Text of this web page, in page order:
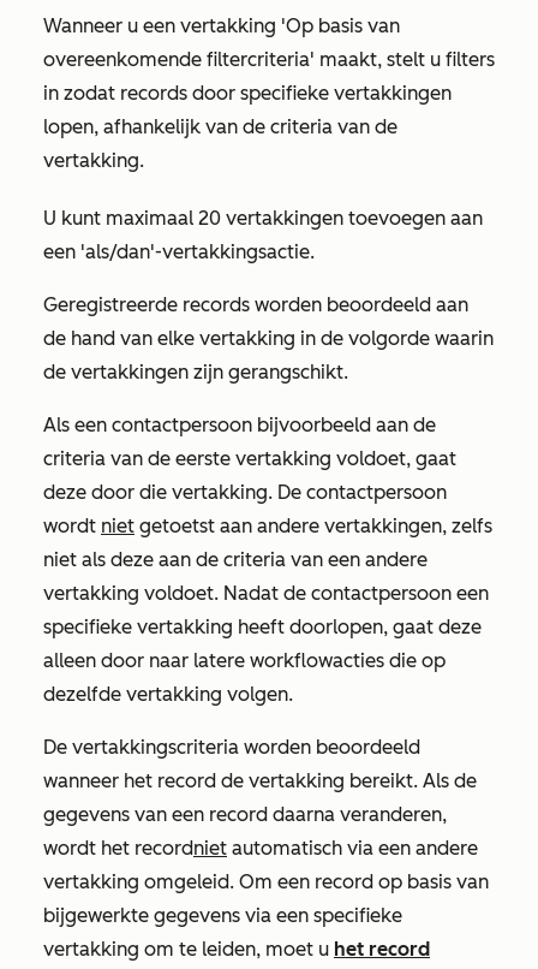
Wanneer u een vertakking 'Op basis van
overeenkomende filtercriteria' maakt, stelt u filters
in zodat records door specifieke vertakkingen
lopen, afhankelijk van de criteria van de
vertakking.
U kunt maximaal 20 vertakkingen toevoegen aan
een 'als/dan'-vertakkingsactie.
Geregistreerde records worden beoordeeld aan
de hand van elke vertakking in de volgorde waarin
de vertakkingen zijn gerangschikt.
Als een contactpersoon bijvoorbeeld aan de
criteria van de eerste vertakking voldoet, gaat
deze door die vertakking. De contactpersoon
wordt niet getoetst aan andere vertakkingen, zelfs
niet als deze aan de criteria van een andere
vertakking voldoet. Nadat de contactpersoon een
specifieke vertakking heeft doorlopen, gaat deze
alleen door naar latere workflowacties die op
dezelfde vertakking volgen.
De vertakkingscriteria worden beoordeeld
wanneer het record de vertakking bereikt. Als de
gegevens van een record daarna veranderen,
wordt het recordniet automatisch via een andere
vertakking omgeleid. Om een record op basis van
bijgewerkte gegevens via een specifieke
vertakking om te leiden, moet u het record